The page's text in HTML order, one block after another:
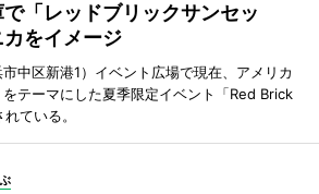
「レッドブリックサンセッ
をイメージ
中区新港1）イベント広場で現在、アメリカ
テーマにした夏季限定イベント「Red Brick
ている。